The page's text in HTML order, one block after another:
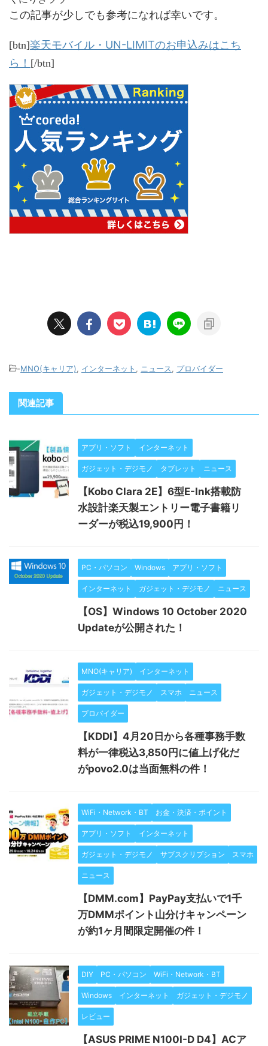
この記事が少しでも参考になれば幸いです。
[btn]楽天モバイル・UN-LIMITのお申込みはこち
ら！ [/btn]
-MNO(キャリア) インターネット ニュース プロバイダー
関連記事
アプリ・ソフト インターネット
ガジェット・デジモノ タブレット ニュース
【Kobo Clara 2E】6型E-Ink搭載防
水設計楽天製エントリー電子書籍リ
ーダーが税込19,900円！
PC・パソコン Windows アプリ・ソフト
インターネット ガジェット・デジモノ ニュース
【OS】Windows 10 October 2020
Updateが公開された！
MNO(キャリア) インターネット
ガジェット・デジモノ スマホ ニュース
プロバイダー
【KDDI】4月20日から各種事務手数
料が一律税込3,850円に値上げ化だ
がpovo2.0は当面無料の件！
WiFi・Network・BT お金・決済・ポイント
アプリ・ソフト インターネット
ガジェット・デジモノ サブスクリプション スマホ
ニュース
【DMM.com】PayPay支払いで1千
万DMMポイント山分けキャンペーン
が約1ヶ月間限定開催の件！
DIY PC・パソコン WiFi・Network・BT
Windows インターネット ガジェット・デジモノ
レビュー
【ASUS PRIME N100I-D D4】ACア